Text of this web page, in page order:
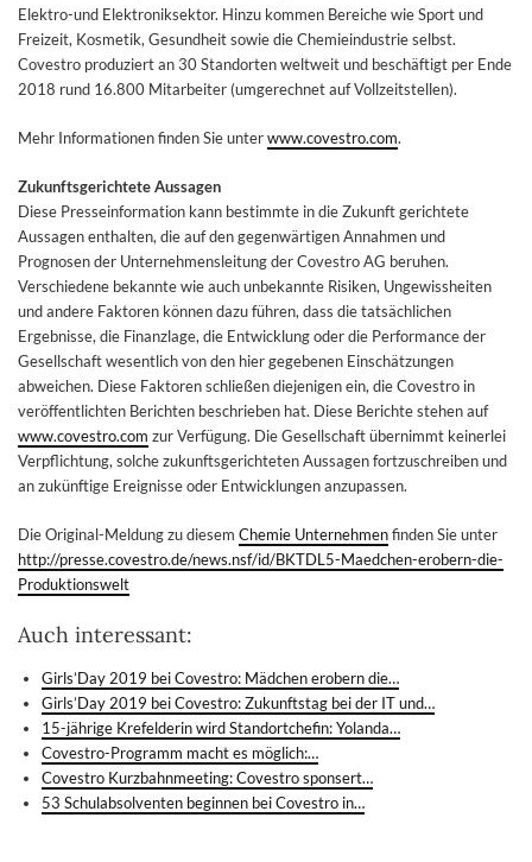
Elektro-und Elektroniksektor. Hinzu kommen Bereiche wie Sport und
Freizeit, Kosmetik, Gesundheit sowie die Chemieindustrie selbst.
Covestro produziert an 30 Standorten weltweit und beschäftigt per Ende
2018 rund 16.800 Mitarbeiter (umgerechnet auf Vollzeitstellen).
Mehr Informationen finden Sie unterwww.covestro.com.
Zukunftsgerichtete Aussagen
Diese Presseinformation kann bestimmte in die Zukunft gerichtete
Aussagen enthalten, die auf den gegenwärtigen Annahmen und
Prognosen der Unternehmensleitung der Covestro AG beruhen.
Verschiedene bekannte wie auch unbekannte Risiken, Ungewissheiten
und andere Faktoren können dazu führen, dass die tatsächlichen
Ergebnisse, die Finanzlage, die Entwicklung oder die Performance der
Gesellschaft wesentlich von den hier gegebenen Einschätzungen
abweichen. Diese Faktoren schließen diejenigen ein, die Covestro in
veröffentlichten Berichten beschrieben hat. Diese Berichte stehen auf
www.covestro.com zur Verfügung. Die Gesellschaft übernimmt keinerlei
Verpflichtung, solche zukunftsgerichteten Aussagen fortzuschreiben und
an zukünftige Ereignisse oder Entwicklungen anzupassen.
Die Original-Meldung zu diesem Chemie Unternehmenfinden Sie unter
http://presse.covestro.de/news.nsf/id/BKTDL5-Maedchen-erobern-die-
Produktionswelt
Auch interessant:
Girls’Day 2019 bei Covestro: Mädchen erobern die…
Girls’Day 2019 bei Covestro: Zukunftstag bei der IT und…
15-jährige Krefelderin wird Standortchefin: Yolanda…
Covestro-Programm macht es möglich:…
Covestro Kurzbahnmeeting: Covestro sponsert…
53 Schulabsolventen beginnen bei Covestro in…